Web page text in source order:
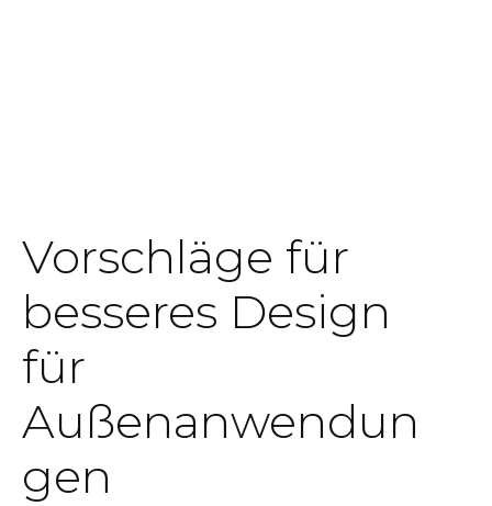
Vorschläge für
besseres Design
für
Außenanwendun
gen